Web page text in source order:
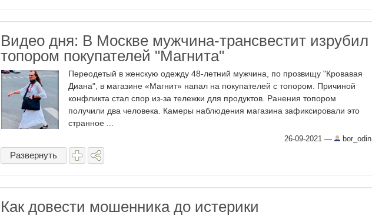
Видео дня: В Москве мужчина-трансвестит изрубил
топором покупателей "Магнита"
Переодетый в женскую одежду 48-летний мужчина, по прозвищу "Кровавая
Диана", в магазине «Магнит» напал на покупателей с топором. Причиной
конфликта стал спор из-за тележки для продуктов. Ранения топором
получили два человека. Камеры наблюдения магазина зафиксировали это
странное ...
26-09-2021 — bor_odin
Развернуть
Как довести мошенника до истерики